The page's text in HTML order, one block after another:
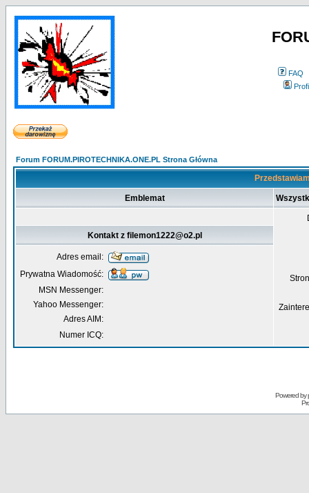
FAQ
Forum FORUM.PIROTECHNIKA.ONE.PL Strona Główna
Emblemat
Kontakt z filemon1222@o2.pl
Adres email:
Prywatna Wiadomość:
MSN Messenger:
Yahoo Messenger:
Adres AIM:
Numer ICQ:
Powered by